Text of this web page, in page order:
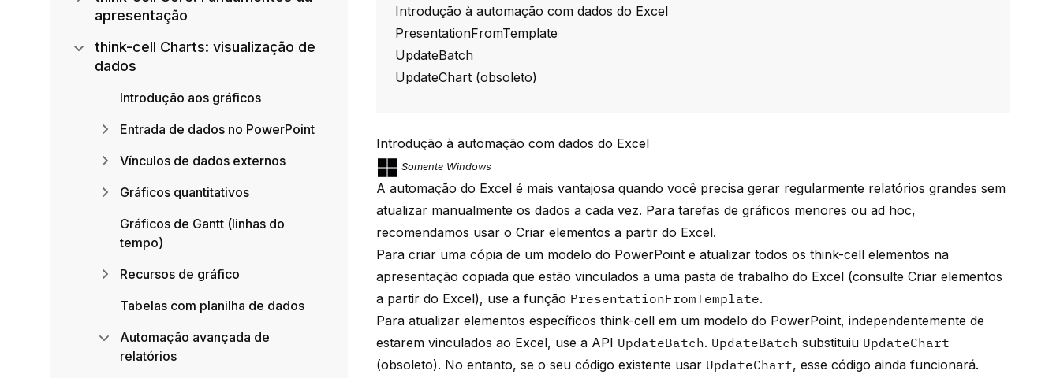
Introdução à automação com dados do Excel
PresentationFromTemplate
UpdateBatch
UpdateChart (obsoleto)
Introdução à automação com dados do Excel
Somente Windows
A automação do Excel é mais vantajosa quando você precisa gerar regularmente relatórios grandes sem
atualizar manualmente os dados a cada vez. Para tarefas de gráficos menores ou ad hoc,
recomendamos usar oCriar elementos a partir do Excel.
Para criar uma cópia de um modelo do PowerPoint e atualizar todos osthink-cell elementos na
apresentação copiada que estão vinculados a uma pasta de trabalho do Excel (consulteCriar elementos
a partir do Excel), use a função PresentationFromTemplate.
Para atualizar elementos específicosthink-cell em um modelo do PowerPoint, independentemente de
estarem vinculados ao Excel, use a API UpdateBatch. UpdateBatch substituiu UpdateChart
(obsoleto). No entanto, se o seu código existente usar UpdateChart, esse código ainda funcionará.
apresentação
think-cell Charts: visualização de
dados
Introdução aos gráficos
Entrada de dados no PowerPoint
Vínculos de dados externos
Gráficos quantitativos
Gráficos de Gantt (linhas do
tempo)
Recursos de gráfico
Tabelas com planilha de dados
Automação avançada de
relatórios